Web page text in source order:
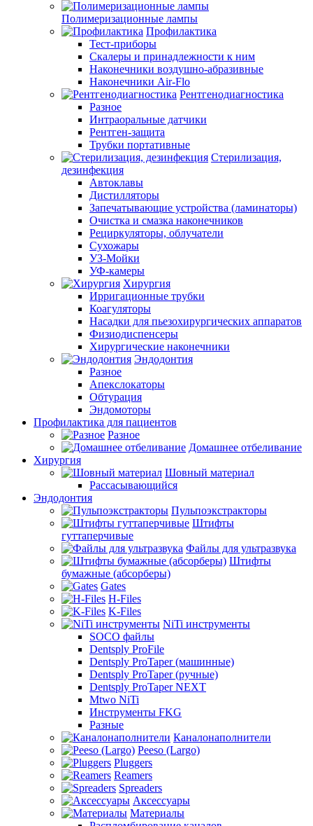
Полимеризационные лампы
Профилактика
Тест-приборы
Скалеры и принадлежности к ним
Наконечники воздушно-абразивные
Наконечники Air-Flo
Рентгенодиагностика
Разное
Интраоральные датчики
Рентген-защита
Трубки портативные
Стерилизация,
дезинфекция
Автоклавы
Дистилляторы
Запечатывающие устройства (ламинаторы)
Очистка и смазка наконечников
Рециркуляторы, облучатели
Сухожары
УЗ-Мойки
УФ-камеры
Хирургия
Ирригационные трубки
Коагуляторы
Насадки для пьезохирургических аппаратов
Физиодиспенсеры
Хирургические наконечники
Эндодонтия
Разное
Апекслокаторы
Обтурация
Эндомоторы
Профилактика для пациентов
Разное
Домашнее отбеливание
Хирургия
Шовный материал
Рассасывающийся
Эндодонтия
Пульпоэкстракторы
Штифты
гуттаперчивые
Файлы для ультразвука
Штифты
бумажные (абсорберы)
Gates
H-Files
K-Files
NiTi инструменты
SOCO файлы
Dentsply ProFile
Dentsply ProTaper (машинные)
Dentsply ProTaper (ручные)
Dentsply ProTaper NEXT
Mtwo NiTi
Инструменты FKG
Разные
Каналонаполнители
Peeso (Largo)
Pluggers
Reamers
Spreaders
Аксессуары
Материалы